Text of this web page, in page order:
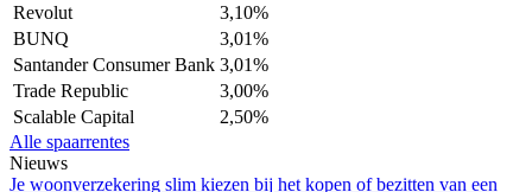
Revolut
3,10%
BUNQ
3,01%
Santander Consumer Bank 3,01%
Trade Republic
3,00%
Scalable Capital
2,50%
Alle spaarrentes
Nieuws
Je woonverzekering slim kiezen bij het kopen of bezitten van een